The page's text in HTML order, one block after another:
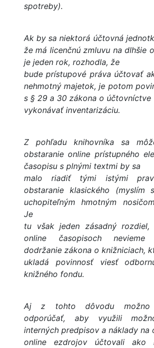
spotreby).
Ak by sa niektorá účtovná
že má licenčnú zmluvu na dlhšie
je jeden rok, rozhodla, že
bude prístupové práva účtovať
nehmotný majetok, je potom
s § 29 a 30 zákona o účtovníctve
vykonávať inventarizáciu.
Z pohľadu knihovníka sa
obstaranie online prístupného
časopisu s plnými textmi by sa
malo riadiť tými istými
obstaranie klasického (myslím
uchopiteľným hmotným
Je
tu však jeden zásadný
online časopisoch nevieme
dodržanie zákona o knižniciach,
ukladá povinnosť viesť
knižného fondu.
Aj z tohto dôvodu možno
odporúčať, aby využili
interných predpisov a náklady na
online ezdrojov účtovali ako